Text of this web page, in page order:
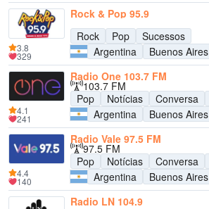
Rock & Pop 95.9
Rock
Pop
Sucessos
Argentina
Buenos Aires
3.8
329
Radio One 103.7 FM
103.7 FM
Pop
Notícias Conversa
Argentina
Buenos Aires
4.1
241
Radio Vale 97.5 FM
97.5 FM
Pop
Notícias Conversa
Argentina
Buenos Aires
4.4
140
Radio LN 104.9